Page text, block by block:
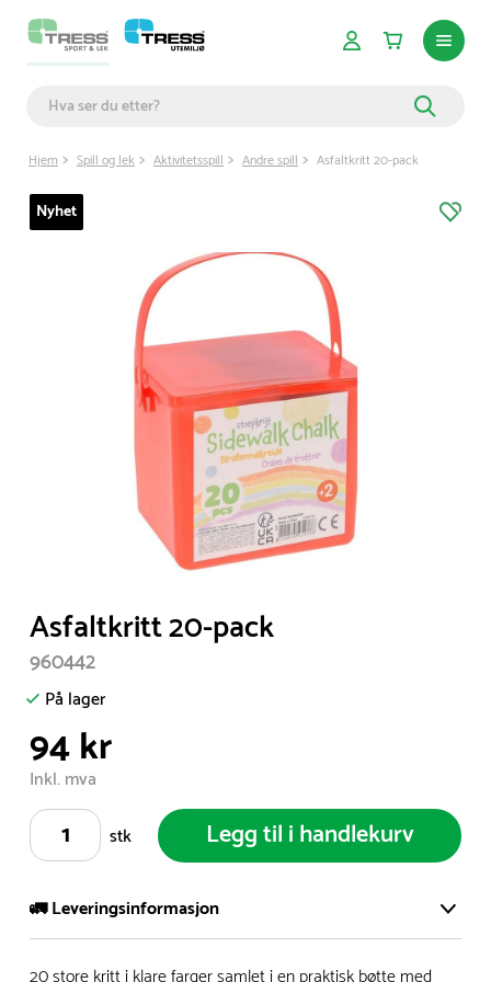
Hjem Spill og lek Aktivitetsspill Andre spill Asfaltkritt 20-pack
Nyhet
1
of
1
Asfaltkritt 20-pack
960442
På lager
94 kr
Inkl. mva
stk
Legg til i handlekurv
🚛 Leveringsinformasjon
Vi har et stort og effektivt lager i Skanderborg, Danmark -